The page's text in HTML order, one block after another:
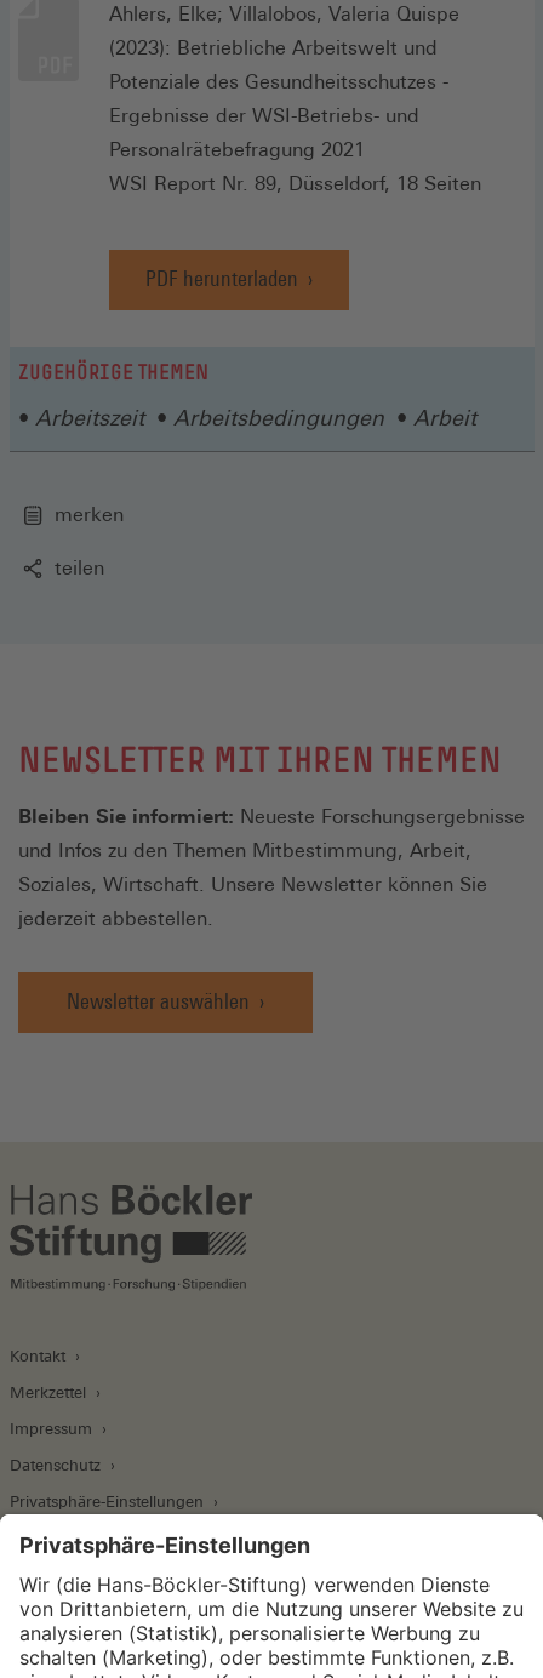
Ahlers, Elke; Villalobos, Valeria Quispe
(2023): Betriebliche Arbeitswelt und
Potenziale des Gesundheitsschutzes -
Ergebnisse der WSI-Betriebs- und
Personalrätebefragung 2021
WSI Report Nr. 89, Düsseldorf, 18 Seiten
PDF herunterladen
ZUGEHÖRIGE THEMEN
Arbeitszeit Arbeitsbedingungen Arbeit
merken
teilen
NEWSLETTER MIT IHREN THEMEN
Bleiben Sie informiert: Neueste Forschungsergebnisse
und Infos zu den Themen Mitbestimmung, Arbeit,
Soziales, Wirtschaft. Unsere Newsletter können Sie
jederzeit abbestellen.
Newsletter auswählen
Kontakt
Merkzettel
Impressum
Datenschutz
Privatsphäre-Einstellungen
Wirtschafts- und Sozialwissenschaftliches Institut